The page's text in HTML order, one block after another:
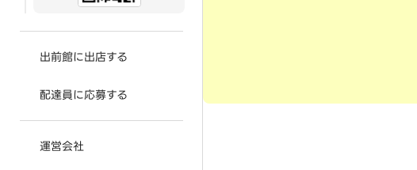
出前館に出店する
配達員に応募する
運営会社